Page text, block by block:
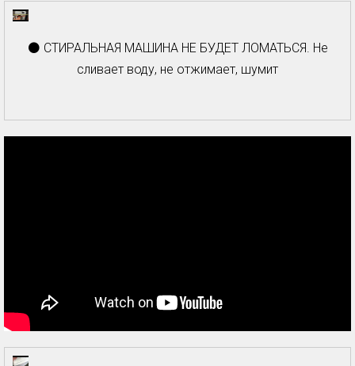
⚫ СТИРАЛЬНАЯ МАШИНА НЕ БУДЕТ ЛОМАТЬСЯ. Не
сливает воду, не отжимает, шумит